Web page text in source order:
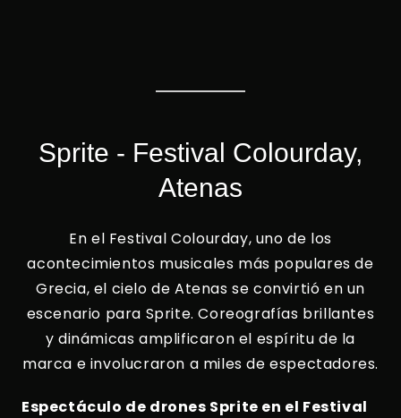
Sprite - Festival Colourday,
Atenas
En el Festival Colourday, uno de los
acontecimientos musicales más populares de
Grecia, el cielo de Atenas se convirtió en un
escenario para Sprite. Coreografías brillantes
y dinámicas amplificaron el espíritu de la
marca e involucraron a miles de espectadores.
Espectáculo de drones Sprite en el Festival